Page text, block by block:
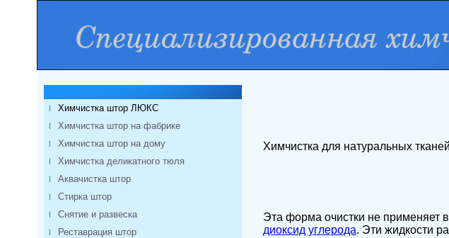
Химчистка штор ЛЮКС
Химчистка штор на фабрике
Химчистка штор на дому
Химчистка деликатного тюля
Аквачистка штор
Стирка штор
Снятие и развеска
Реставрация штор
Химчистка для натуральных
Эта форма очистки не применяет
диоксид углерода. Эти жидкости